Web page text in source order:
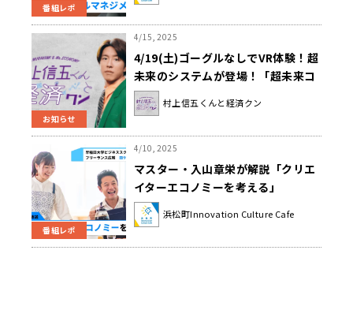
番組レポ
お知らせ
4/15, 2025
4/19(土)ゴーグルなしでVR体験！超
未来のシステムが登場！「超未来コ
ーカイ収録」の模様をお届け！『村
上信五くんと経済クン』
村上信五くんと経済クン
番組レポ
4/10, 2025
マスター・入山章栄が解説「クリエ
イターエコノミーを考える」
浜松町Innovation Culture Cafe